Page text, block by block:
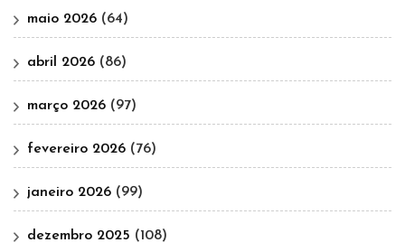
maio 2026 (64)
abril 2026 (86)
março 2026 (97)
fevereiro 2026 (76)
janeiro 2026 (99)
dezembro 2025 (108)